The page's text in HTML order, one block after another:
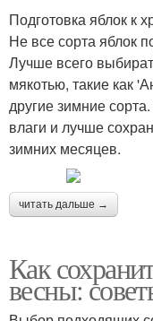
Подготовка яблок к
Не все сорта яблок
Лучше всего
мякотью, такие как
другие зимние
влаги и лучше
зимних месяцев.
читать дальше →
Как
весны: